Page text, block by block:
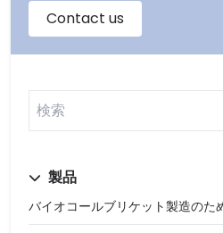
製品
バイオコールブリケット製造のた